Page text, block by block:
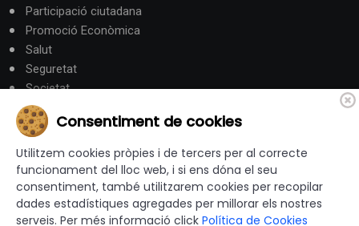
Participació ciutadana
Promoció Econòmica
Salut
Seguretat
Societat
Turisme
Altres Canals
canalandorra.ad
Consentiment de cookies
Utilitzem cookies pròpies i de tercers per al correcte
funcionament del lloc web, i si ens dóna el seu
consentiment, també utilitzarem cookies per recopilar
dades estadístiques agregades per millorar els nostres
serveis. Per més informació click Política de Cookies